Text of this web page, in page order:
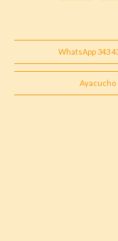
WhatsApp 343
Ayacucho